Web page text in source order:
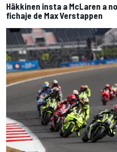
Häkkinen insta a McLaren a
fichaje de Max Verstappen